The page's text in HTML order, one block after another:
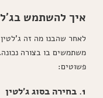
איך להשתמש
לאחר שהבנו מה זה
משתמשים בו בצורה
פשוטים:
1. בחירה בסוג ג'לטין